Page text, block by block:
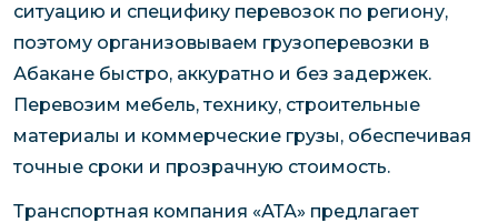
ситуацию и специфику перевозок по региону,
поэтому организовываем грузоперевозки в
Абакане быстро, аккуратно и без задержек.
Перевозим мебель, технику, строительные
материалы и коммерческие грузы, обеспечивая
точные сроки и прозрачную стоимость.
Транспортная компания «АТА» предлагает